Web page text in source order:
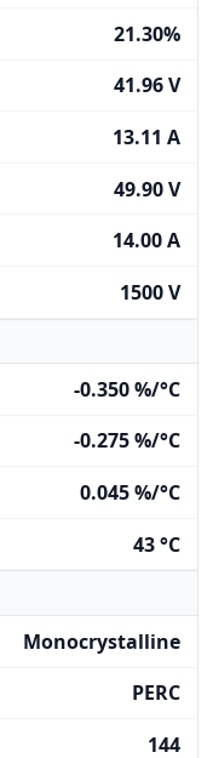
21.30%
41.96 V
13.11 A
49.90 V
14.00 A
1500 V
-0.350 %/°C
-0.275 %/°C
0.045 %/°C
43 °C
Monocrystalline
PERC
144